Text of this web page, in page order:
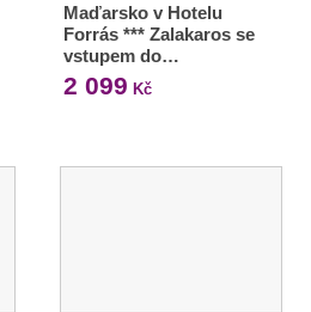
Maďarsko v Hotelu
Forrás *** Zalakaros se
vstupem do…
2 099 Kč